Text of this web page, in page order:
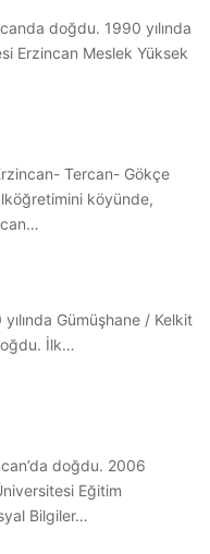
doğdu. 1990 yılında
Erzincan Meslek Yüksek
Tercan- Gökçe
köyünde,
Gümüşhane / Kelkit
İlk…
doğdu. 2006
Eğitim
Bilgiler…